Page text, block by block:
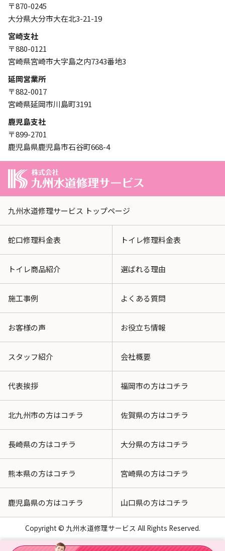
〒870-0245
大分県大分市大在北3-21-19
宮崎支社
〒880-0121
宮崎県宮崎市大字島之内7343番地3
延岡営業所
〒882-0017
宮崎県延岡市川島町3191
鹿児島支社
〒899-2701
鹿児島県鹿児島市石谷町668-4
九州水道修理サービス トップページ
蛇口修理料金表 トイレ修理料金表
トイレ商品紹介 選ばれる理由
施工事例 よくある質問
お客様の声 お役立ち情報
スタッフ紹介 会社概要
代表挨拶 福岡市の方はコチラ
北九州市の方はコチラ 佐賀県の方はコチラ
長崎県の方はコチラ 大分県の方はコチラ
熊本県の方はコチラ 宮崎県の方はコチラ
鹿児島県の方はコチラ 山口県の方はコチラ
Copyright © 九州水道修理サービス All Rights Reserved.